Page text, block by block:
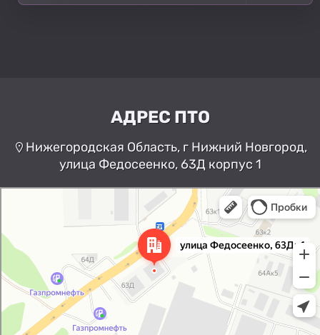
АДРЕС ПТО
Нижегородская Область, г Нижний Новгород,
улица Федосеенко, 63Д корпус 1
Нижний Новгород
Улица Федосеенко, 63Дк1 —
Яндекс Карты